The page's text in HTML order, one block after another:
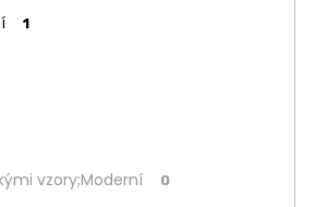
1
vzory;Moderní 0